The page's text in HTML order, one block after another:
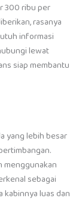
300 ribu per
rasanya
informasi
lewat
siap membantu
yang lebih besar
menggunakan
sebagai
kabinnya luas dan